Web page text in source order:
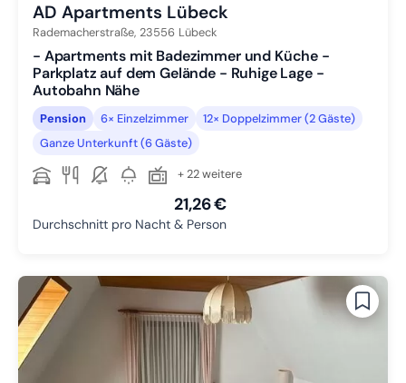
AD Apartments Lübeck
Rademacherstraße, 23556 Lübeck
- Apartments mit Badezimmer und Küche -
Parkplatz auf dem Gelände - Ruhige Lage -
Autobahn Nähe
Pension 6× Einzelzimmer
12× Doppelzimmer (2 Gäste)
Ganze Unterkunft (6 Gäste)
+ 22 weitere
21,26 €
Durchschnitt pro Nacht & Person